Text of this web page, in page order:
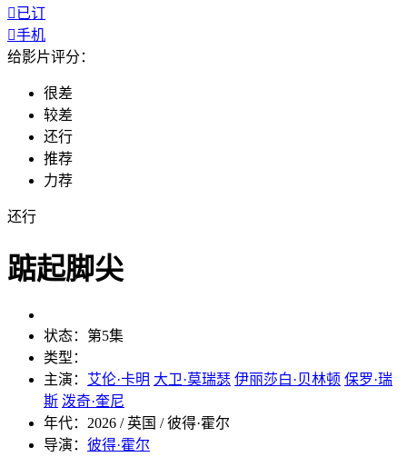
已订
手机
给影片评分：
很差
较差
还行
推荐
力荐
还行
踮起脚尖
状态： 第5集
类型：
主演： 艾伦·卡明 大卫·莫瑞瑟 伊丽莎白·贝林顿 保罗·瑞
斯 泼奇·奎尼
年代： 2026 / 英国 / 彼得·霍尔
导演： 彼得·霍尔